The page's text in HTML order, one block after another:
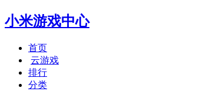
小米游戏中心
首页
云游戏
排行
分类